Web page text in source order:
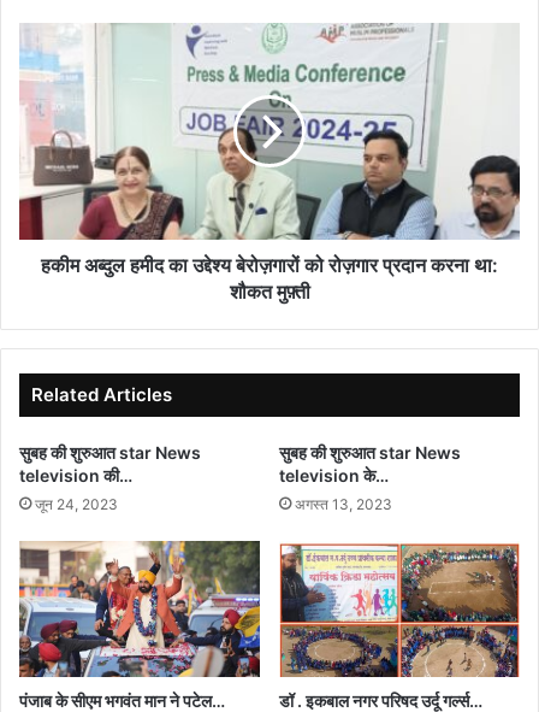
अब्दुल
हमीद
का
बेरोज़गारों
को
रोज़गार
प्रदान
करनाहकीम अब्दुल हमीद का उद्देश्य बेरोज़गारों को रोज़गार प्रदान करना था:
शौकत मुफ़्ती
Related Articles
सुबह की शुरुआत star News
television की…
जून 24, 2023
सुबह की शुरुआत star News
television के…
अगस्त 13, 2023
पंजाब के सीएम भगवंत मान ने पटेल… डॉ . इकबाल नगर परिषद उर्दू गर्ल्स…